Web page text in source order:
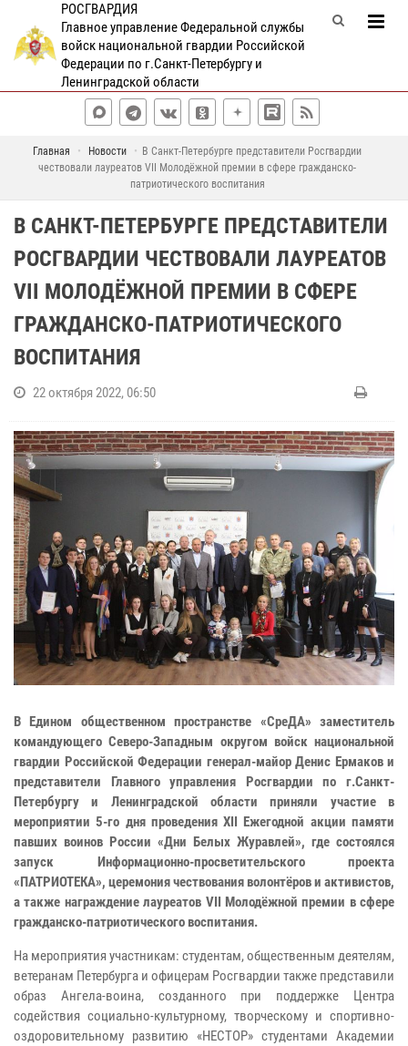
РОСГВАРДИЯ
Главное управление Федеральной службы
войск национальной гвардии Российской
Федерации по г.Санкт-Петербургу и
Ленинградской области
Главная Новости
В Санкт-Петербурге представители Росгвардии
чествовали лауреатов VII Молодёжной премии в сфере гражданско-
патриотического воспитания
В САНКТ-ПЕТЕРБУРГЕ ПРЕДСТАВИТЕЛИ
РОСГВАРДИИ ЧЕСТВОВАЛИ ЛАУРЕАТОВ
VII МОЛОДЁЖНОЙ ПРЕМИИ В СФЕРЕ
ГРАЖДАНСКО-ПАТРИОТИЧЕСКОГО
ВОСПИТАНИЯ
22 октября 2022, 06:50
В Едином общественном пространстве «СреДА» заместитель
командующего Северо-Западным округом войск национальной
гвардии Российской Федерации генерал-майор Денис Ермаков и
представители Главного управления Росгвардии по г.Санкт-
Петербургу и Ленинградской области приняли участие в
мероприятии 5-го дня проведения XII Ежегодной акции памяти
павших воинов России «Дни Белых Журавлей», где состоялся
запуск Информационно-просветительского проекта
«ПАТРИОТЕКА», церемония чествования волонтёров и активистов,
а также награждение лауреатов VII Молодёжной премии в сфере
гражданско-патриотического воспитания.
На мероприятия участникам: студентам, общественным деятелям,
ветеранам Петербурга и офицерам Росгвардии также представили
образ Ангела-воина, созданного при поддержке Центра
содействия социально-культурному, творческому и спортивно-
оздоровительному развитию «НЕСТОР» студентами Академии